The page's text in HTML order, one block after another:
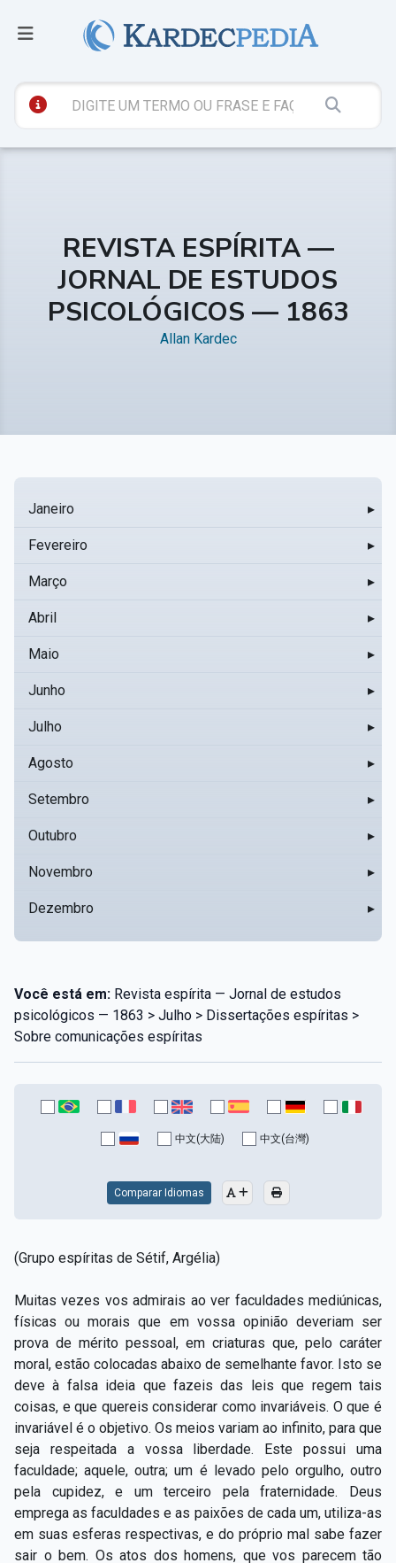
REVISTA ESPÍRITA —
JORNAL DE ESTUDOS
PSICOLÓGICOS — 1863
Allan Kardec
Janeiro ▸
Fevereiro ▸
Março ▸
Abril ▸
Maio ▸
Junho ▸
Julho ▸
Agosto ▸
Setembro ▸
Outubro ▸
Novembro ▸
Dezembro ▸
Você está em: Revista espírita — Jornal de estudos
psicológicos — 1863 > Julho > Dissertações espíritas >
Sobre comunicações espíritas
中文(大陆) 中文(台灣)
Comparar Idiomas
(Grupo espíritas de Sétif, Argélia)
Muitas vezes vos admirais ao ver faculdades mediúnicas,
físicas ou morais que em vossa opinião deveriam ser
prova de mérito pessoal, em criaturas que, pelo caráter
moral, estão colocadas abaixo de semelhante favor. Isto se
deve à falsa ideia que fazeis das leis que regem tais
coisas, e que quereis considerar como invariáveis. O que é
invariável é o objetivo. Os meios variam ao infinito, para que
seja respeitada a vossa liberdade. Este possui uma
faculdade; aquele, outra; um é levado pelo orgulho, outro
pela cupidez, e um terceiro pela fraternidade. Deus
emprega as faculdades e as paixões de cada um, utiliza-as
em suas esferas respectivas, e do próprio mal sabe fazer
sair o bem. Os atos dos homens, que vos parecem tão